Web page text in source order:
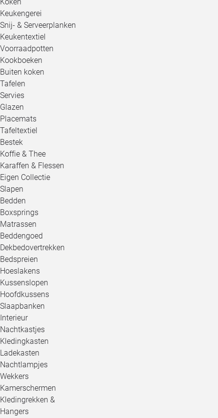
Keukengerei
Snij- & Serveerplanken
Keukentextiel
Voorraadpotten
Kookboeken
Buiten koken
Tafelen
Servies
Glazen
Placemats
Tafeltextiel
Bestek
Koffie & Thee
Karaffen & Flessen
Eigen Collectie
Slapen
Bedden
Boxsprings
Matrassen
Beddengoed
Dekbedovertrekken
Bedspreien
Hoeslakens
Kussenslopen
Hoofdkussens
Slaapbanken
Interieur
Nachtkastjes
Kledingkasten
Ladekasten
Nachtlampjes
Wekkers
Kamerschermen
Kledingrekken &
Hangers